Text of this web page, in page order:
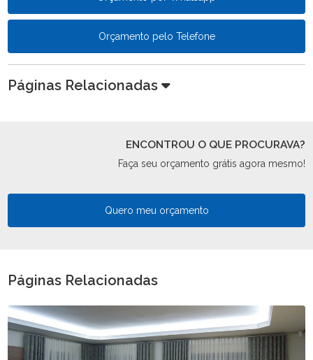
Orçamento pelo Telefone
Páginas Relacionadas
ENCONTROU O QUE PROCURAVA?
Faça seu orçamento grátis agora mesmo!
Quero meu orçamento
Páginas Relacionadas